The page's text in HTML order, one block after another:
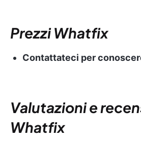
Prezzi Whatfix
Contattateci per
Valutazioni e
Whatfix